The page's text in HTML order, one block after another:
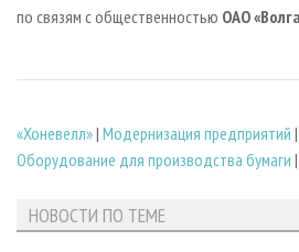
по связям с общественностью ОАО
«Хоневелл»| Модернизация предприятий |
Оборудование для производства бумаги |
НОВОСТИ ПО ТЕМЕ